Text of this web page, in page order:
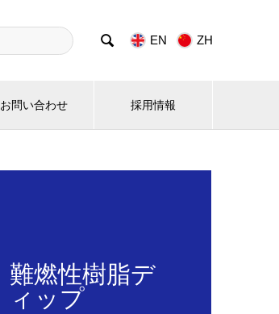
 EN ZH
お問い合わせ 採用情報
難燃性樹脂デ
ィップ